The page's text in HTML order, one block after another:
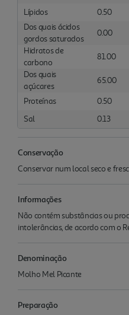
Lípidos
0.50
Dos quais ácidos
gordos saturados
0.00
Hidratos de
carbono
81.00
Dos quais
açúcares
65.00
Proteínas 0.50
Sal
0.13
Conservação
Conservar num local seco e
Informações
Não contém substâncias ou
intolerâncias, de acordo com o
Denominação
Molho Mel Picante
Preparação